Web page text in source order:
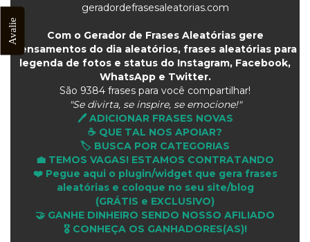
geradordefrasesaleatorias.com
Com o Gerador de Frases Aleatórias gere
pensamentos do dia aleatórios, frases aleatórias para
legenda de fotos e status do Instagram, Facebook,
WhatsApp e Twitter.
São 9384 frases para você compartilhar!
"Se divirta, se inspire, se emocione!"
🖊️ ADICIONAR FRASES NOVAS
☕ QUE TAL NOS APOIAR?
🏷️ BUSCA POR CATEGORIAS
💼 TEMOS VAGAS! ESTAMOS CONTRATANDO
❤️ Pegue aqui o plugin/widget que gera frases
aleatórias e coloque no seu site/blog
(GRÁTIS e EXCLUSIVO)
🤝 GANHE DINHEIRO SENDO NOSSO AFILIADO
🎖 CONHEÇA OS GANHADORES(AS)!
Avalie